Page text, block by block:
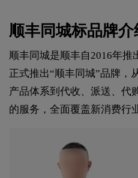
顺丰同城标品牌介
顺丰同城是顺丰自2016年推
正式推出“顺丰同城”品牌，
产品体系到代收、派送、代
的服务，全面覆盖新消费行